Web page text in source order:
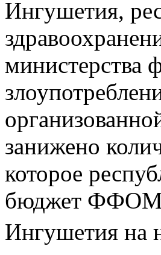
Ингушетия,
министерства
занижено
которое
бюджет ФФОМС
Ингушетия на